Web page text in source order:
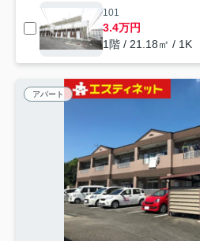
101
3.4万円
1階 / 21.18㎡ / 1K
アパート